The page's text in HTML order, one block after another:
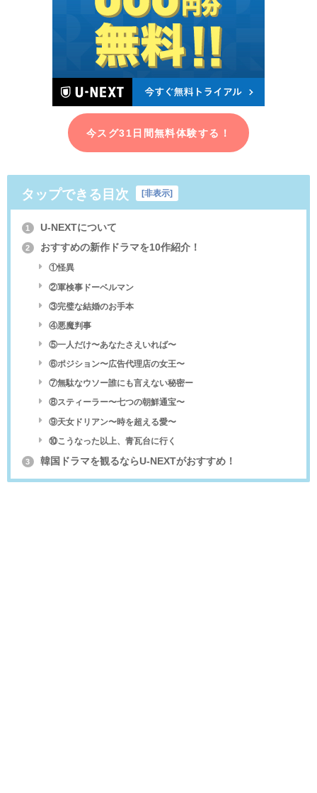
今スグ31日間無料体験する！
タップできる目次 [非表示]
1 U-NEXTについて
2 おすすめの新作ドラマを10作紹介！
①怪異
②軍検事ドーベルマン
③完璧な結婚のお手本
④悪魔判事
⑤一人だけ〜あなたさえいれば〜
⑥ポジション〜広告代理店の女王〜
⑦無駄なウソー誰にも言えない秘密ー
⑧スティーラー〜七つの朝鮮通宝〜
⑨天女ドリアン〜時を超える愛〜
⑩こうなった以上、青瓦台に行く
3 韓国ドラマを観るならU-NEXTがおすすめ！